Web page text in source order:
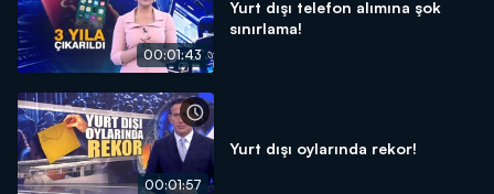
00:01:43
Yurt dışı telefon alımına şok
sınırlama!
00:01:57
Yurt dışı oylarında rekor!